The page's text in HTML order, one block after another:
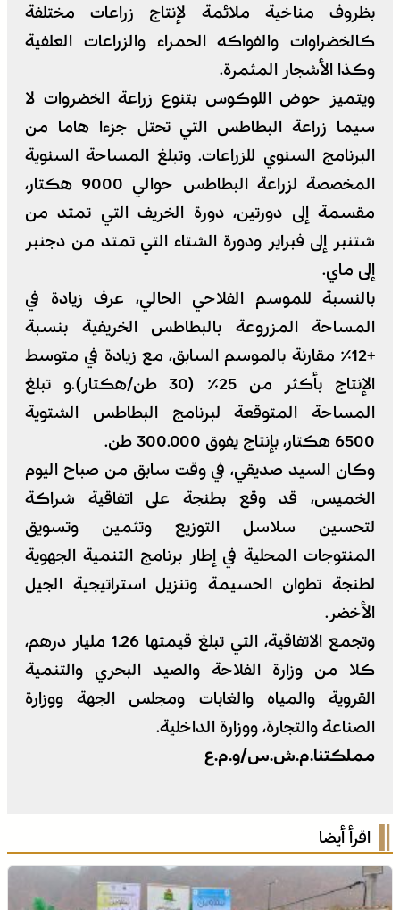
بظروف مناخية ملائمة لإنتاج زراعات مختلفة
كالخضراوات والفواكه الحمراء والزراعات العلفية
وكذا الأشجار المثمرة.
ويتميز حوض اللوكوس بتنوع زراعة الخضروات لا
سيما زراعة البطاطس التي تحتل جزءا هاما من
البرنامج السنوي للزراعات. وتبلغ المساحة السنوية
المخصصة لزراعة البطاطس حوالي 9000 هكتار،
مقسمة إلى دورتين، دورة الخريف التي تمتد من
شتنبر إلى فبراير ودورة الشتاء التي تمتد من دجنبر
إلى ماي.
بالنسبة للموسم الفلاحي الحالي، عرف زيادة في
المساحة المزروعة بالبطاطس الخريفية بنسبة
+12٪ مقارنة بالموسم السابق، مع زيادة في متوسط
الإنتاج بأكثر من 25٪ (30 طن/هكتار).و تبلغ
المساحة المتوقعة لبرنامج البطاطس الشتوية
6500 هكتار، بإنتاج يفوق 300.000 طن.
وكان السيد صديقي، في وقت سابق من صباح اليوم
الخميس، قد وقع بطنجة على اتفاقية شراكة
لتحسين سلاسل التوزيع وتثمين وتسويق
المنتوجات المحلية في إطار برنامج التنمية الجهوية
لطنجة تطوان الحسيمة وتنزيل استراتيجية الجيل
الأخضر.
وتجمع الاتفاقية، التي تبلغ قيمتها 1.26 مليار درهم،
كلا من وزارة الفلاحة والصيد البحري والتنمية
القروية والمياه والغابات ومجلس الجهة ووزارة
الصناعة والتجارة، ووزارة الداخلية.
مملكتنا.م.ش.س/و.م.ع
اقرأ أيضا